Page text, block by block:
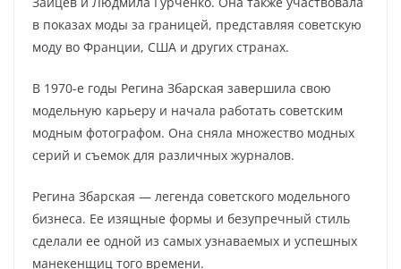
в показах моды за границей, представляя советскую
моду во Франции, США и других странах.
В 1970-е годы Регина Збарская завершила свою
модельную карьеру и начала работать советским
модным фотографом. Она сняла множество модных
серий и съемок для различных журналов.
Регина Збарская — легенда советского модельного
бизнеса. Ее изящные формы и безупречный стиль
сделали ее одной из самых узнаваемых и успешных
манекенщиц того времени.